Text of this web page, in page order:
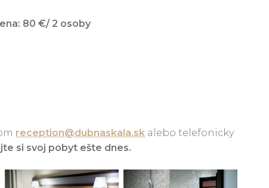
80 €/ 2 osoby
reception@dubnaskala.sk alebo telefonicky
si svoj pobyt ešte dnes.